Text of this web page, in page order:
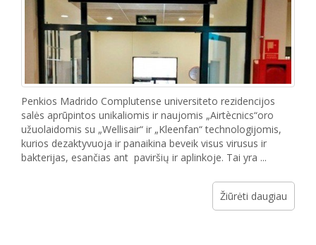
Penkios Madrido Complutense universiteto rezidencijos
salės aprūpintos unikaliomis ir naujomis „Airtècnics“oro
užuolaidomis su „Wellisair“ ir „Kleenfan“ technologijomis,
kurios dezaktyvuoja ir panaikina beveik visus virusus ir
bakterijas, esančias ant paviršių ir aplinkoje. Tai yra ...
Žiūrėti daugiau